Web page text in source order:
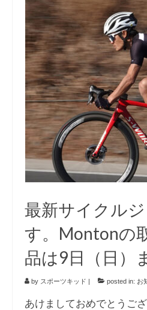
最新サイクル
す。Montonの
品は9日（日）
by スポーツキッド | posted in: お
あけましておめでとうご